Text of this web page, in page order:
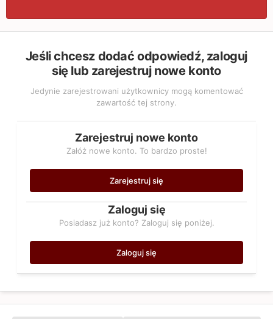
Jeśli chcesz dodać odpowiedź, zaloguj
się lub zarejestruj nowe konto
Jedynie zarejestrowani użytkownicy mogą komentować
zawartość tej strony.
Zarejestruj nowe konto
Załóż nowe konto. To bardzo proste!
Zarejestruj się
Zaloguj się
Posiadasz już konto? Zaloguj się poniżej.
Zaloguj się